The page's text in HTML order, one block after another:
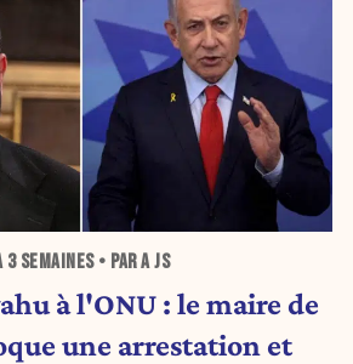
3 SEMAINES• PAR A JS
à l'ONU : le maire de
une arrestation et